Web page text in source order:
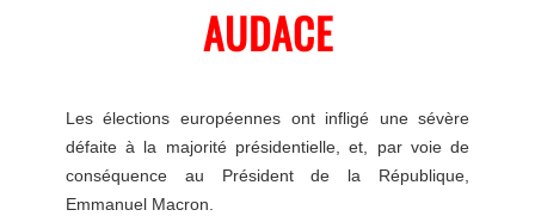
AUDACE
Les élections européennes ont infligé une sévère
défaite à la majorité présidentielle, et, par voie de
conséquence au Président de la République,
Emmanuel Macron.